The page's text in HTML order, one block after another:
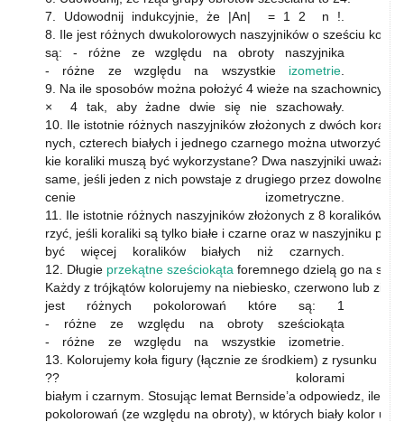
7. Udowodnij indukcyjnie, że |An| = 1 2 n !.
8. Ile jest różnych dwukolorowych naszyjników o sześciu
są: - różne ze względu na obroty naszyjnika
- różne ze względu na wszystkie izometrie
9. Na ile sposobów można położyć 4 wieże na szachownicy 4
× 4 tak, aby żadne dwie się nie szachowały.
10. Ile istotnie różnych naszyjników złożonych z dwóch
nych, czterech białych i jednego czarnego można utworzyć,
kie koraliki muszą być wykorzystane? Dwa naszyjniki
same, jeśli jeden z nich powstaje z drugiego przez dowolne
cenie izometryczne.
11. Ile istotnie różnych naszyjników złożonych z 8 koralików
rzyć, jeśli koraliki są tylko białe i czarne oraz w naszyjniku
być więcej koralików białych niż czarnych.
12. Długie przekątne sześciokąta foremnego dzielą go na
Każdy z trójkątów kolorujemy na niebiesko, czerwono lub
jest różnych pokolorowań które są: 1
- różne ze względu na obroty sześciokąta
- różne ze względu na wszystkie izometrie.
13. Kolorujemy koła ﬁgury (łącznie ze środkiem) z rysunku
?? kolorami
białym i czarnym. Stosując lemat Bernside’a odpowiedz, ile
pokolorowań (ze względu na obroty), w których biały kolor